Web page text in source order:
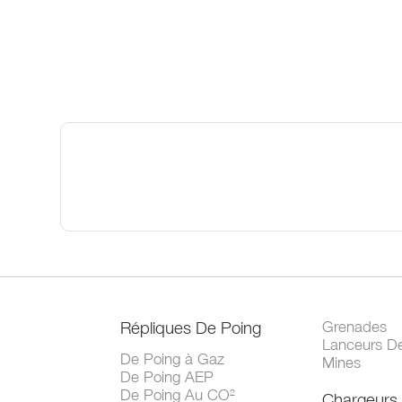
Répliques De Poing
De Poing à Gaz
De Poing AEP
De Poing Au CO²
Grenades
Lanceurs
Mines